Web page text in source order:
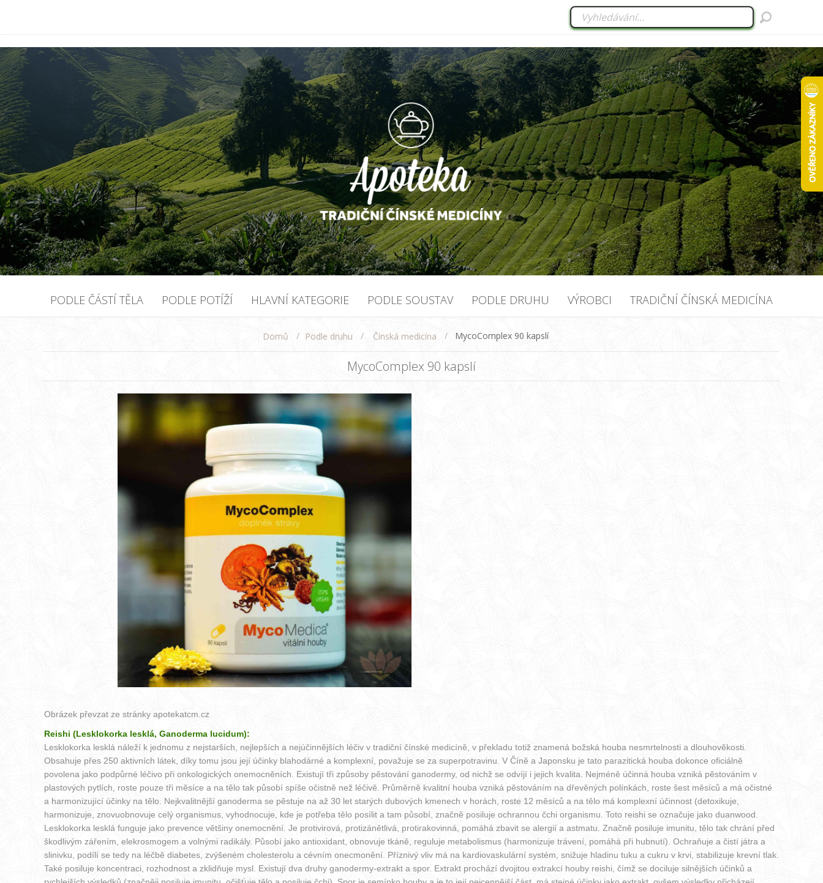
PODLE ČÁSTÍ TĚLA PODLE POTÍŽÍ HLAVNÍ KATEGORIE PODLE SOUSTAV PODLE DRUHU VÝROBCI TRADIČNÍ ČÍNSKÁ MEDICÍNA
Domů / Podle druhu / Čínská medicína / MycoComplex 90 kapslí
MycoComplex 90 kapslí
Obrázek převzat ze stránky apotekatcm.cz
Reishi (Lesklokorka lesklá, Ganoderma lucidum):
Lesklokorka lesklá náleží k jednomu z nejstarších, nejlepších a nejúčinnějších léčiv v tradiční čínské medicíně, v překladu totiž znamená božská houba nesmrtelnosti a dlouhověkosti.
Obsahuje přes 250 aktivních látek, díky tomu jsou její účinky blahodárné a komplexní, považuje se za superpotravinu. V Číně a Japonsku je tato parazitická houba dokonce oficiálně
povolena jako podpůrné léčivo při onkologických onemocněních. Existují tři způsoby pěstování ganodermy, od nichž se odvíjí i jejich kvalita. Nejméně účinná houba vzniká pěstováním v
plastových pytlích, roste pouze tři měsíce a na tělo tak působí spíše očistně než léčivě. Průměrně kvalitní houba vzniká pěstováním na dřevěných polínkách, roste šest měsíců a má očistné
a harmonizující účinky na tělo. Nejkvalitnější ganoderma se pěstuje na až 30 let starých dubových kmenech v horách, roste 12 měsíců a na tělo má komplexní účinnost (detoxikuje,
harmonizuje, znovuobnovuje celý organismus, vyhodnocuje, kde je potřeba tělo posílit a tam působí, značně posiluje ochrannou čchi organismu. Toto reishi se označuje jako duanwood.
Lesklokorka lesklá funguje jako prevence většiny onemocnění. Je protivirová, protizánětlivá, protirakovinná, pomáhá zbavit se alergií a astmatu. Značně posiluje imunitu, tělo tak chrání před
škodlivým zářením, elekrosmogem a volnými radikály. Působí jako antioxidant, obnovuje tkáně, reguluje metabolismus (harmonizuje trávení, pomáhá při hubnutí). Ochraňuje a čistí játra a
slinivku, podílí se tedy na léčbě diabetes, zvýšeném cholesterolu a cévním onecmonění. Příznivý vliv má na kardiovaskulární systém, snižuje hladinu tuku a cukru v krvi, stabilizuje krevní tlak.
Také posiluje koncentraci, rozhodnost a zklidňuje mysl. Existují dva druhy ganodermy-extrakt a spor. Extrakt prochází dvojitou extrakcí houby reishi, čímž se dociluje silnějších účinků a